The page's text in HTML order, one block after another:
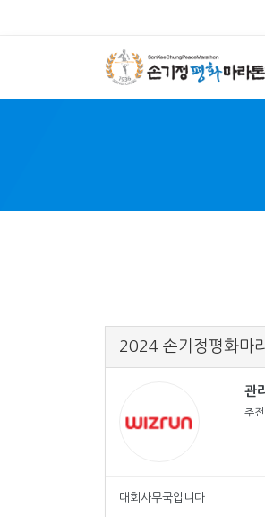
2024 손기정평화마
관
추
대회사무국입니다